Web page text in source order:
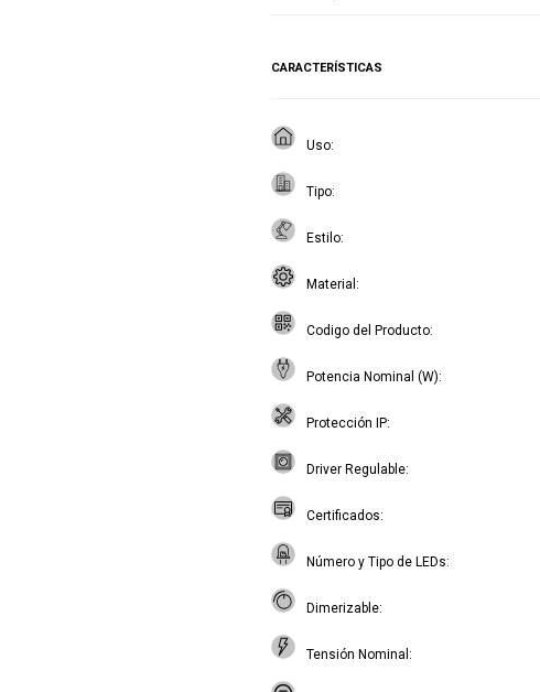
CARACTERÍSTICAS
Uso
Tipo
Estilo
Material
Codigo del Producto
Potencia Nominal (W)
Protección IP
Driver Regulable
Certificados
Número y Tipo de LEDs
Dimerizable
Tensión Nominal